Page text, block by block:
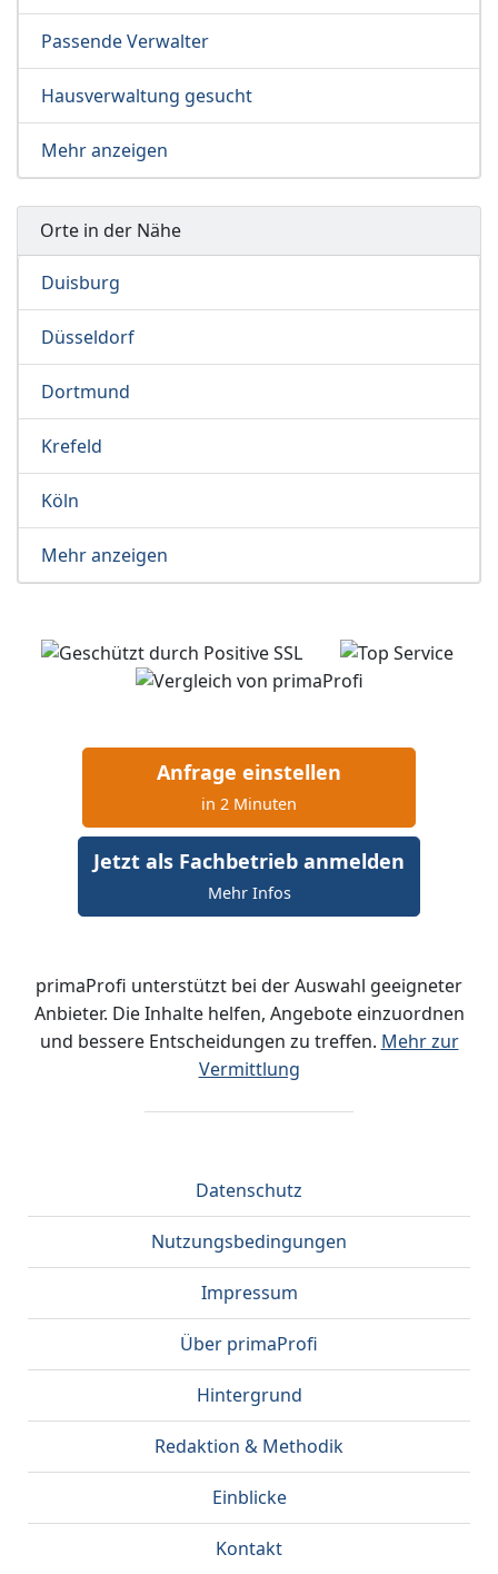
Passende Verwalter
Hausverwaltung gesucht
Mehr anzeigen
Orte in der Nähe
Duisburg
Düsseldorf
Dortmund
Krefeld
Köln
Mehr anzeigen
Anfrage einstellen
in 2 Minuten
Jetzt als Fachbetrieb anmelden
Mehr Infos
primaProfi unterstützt bei der Auswahl geeigneter
Anbieter. Die Inhalte helfen, Angebote einzuordnen
und bessere Entscheidungen zu treffen. Mehr zur
Vermittlung
Datenschutz
Nutzungsbedingungen
Impressum
Über primaProfi
Hintergrund
Redaktion & Methodik
Einblicke
Kontakt